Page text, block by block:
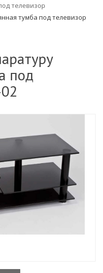
телевизор
тумба под телевизор
под